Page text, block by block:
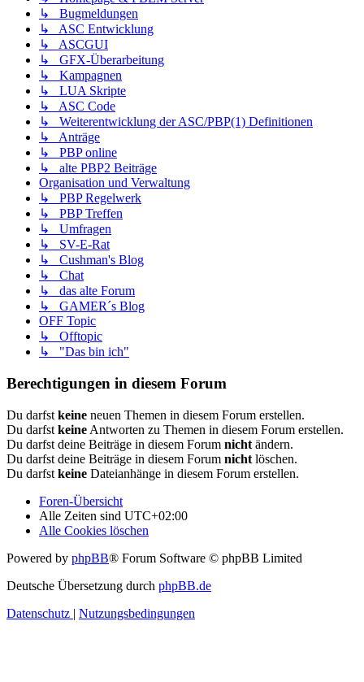
↳ Bugmeldungen
↳ ASC Entwicklung
↳ ASCGUI
↳ GFX-Überarbeitung
↳ Kampagnen
↳ LUA Skripte
↳ ASC Code
↳ Weiterentwicklung der ASC/PBP(1) Definitionen
↳ Anträge
↳ PBP online
↳ alte PBP2 Beiträge
Organisation und Verwaltung
↳ PBP Regelwerk
↳ PBP Treffen
↳ Umfragen
↳ SV-E-Rat
↳ Cushman's Blog
↳ Chat
↳ das alte Forum
↳ GAMER´s Blog
OFF Topic
↳ Offtopic
↳ "Das bin ich"
Berechtigungen in diesem Forum
Du darfst keine neuen Themen in diesem Forum erstellen.
Du darfst keine Antworten zu Themen in diesem Forum erstellen.
Du darfst deine Beiträge in diesem Forum nicht ändern.
Du darfst deine Beiträge in diesem Forum nicht löschen.
Du darfst keine Dateianhänge in diesem Forum erstellen.
Foren-Übersicht
Alle Zeiten sind UTC+02:00
Alle Cookies löschen
Powered by phpBB® Forum Software © phpBB Limited
Deutsche Übersetzung durch phpBB.de
Datenschutz | Nutzungsbedingungen